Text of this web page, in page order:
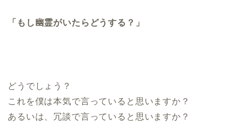
「もし幽霊がいたらどうする？」
どうでしょう？
これを僕は本気で言っていると思いますか？
あるいは、冗談で言っていると思いますか？